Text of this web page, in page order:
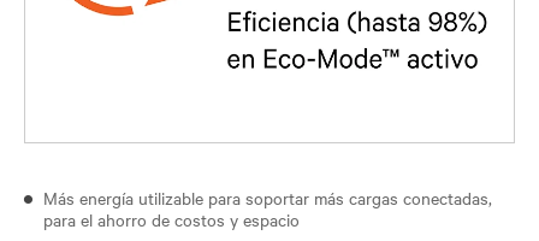
Más energía utilizable para soportar más cargas conectadas,
para el ahorro de costos y espacio